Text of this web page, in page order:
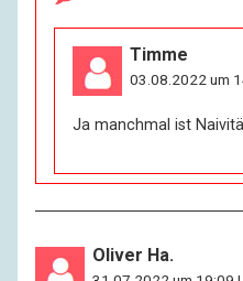
Timme
03.08.2022 um
Ja manchmal ist
Oliver Ha.